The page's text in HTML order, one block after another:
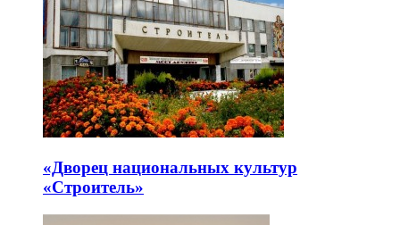
«Дворец национальных культур
«Строитель»